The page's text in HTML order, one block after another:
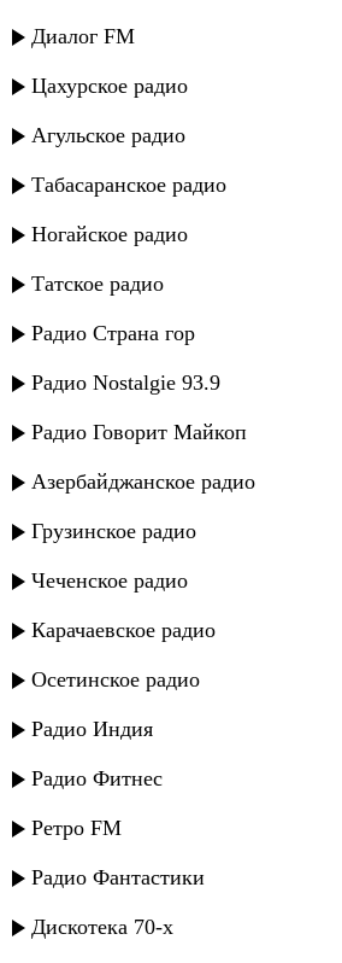
Диалог FM
Цахурское радио
Агульское радио
Табасаранское радио
Ногайское радио
Татское радио
Радио Страна гор
Радио Nostalgie 93.9
Радио Говорит Майкоп
Азербайджанское радио
Грузинское радио
Чеченское радио
Карачаевское радио
Осетинское радио
Радио Индия
Радио Фитнес
Ретро FM
Радио Фантастики
Дискотека 70-х